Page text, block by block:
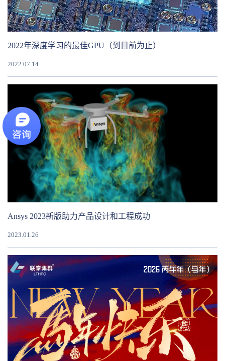
2022年深度学习的最佳GPU（到目前为止）
2022.07.14
Ansys 2023新版助力产品设计和工程成功
2023.01.26